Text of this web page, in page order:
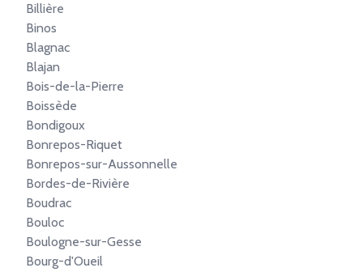
Billière
Binos
Blagnac
Blajan
Bois-de-la-Pierre
Boissède
Bondigoux
Bonrepos-Riquet
Bonrepos-sur-Aussonnelle
Bordes-de-Rivière
Boudrac
Bouloc
Boulogne-sur-Gesse
Bourg-d'Oueil